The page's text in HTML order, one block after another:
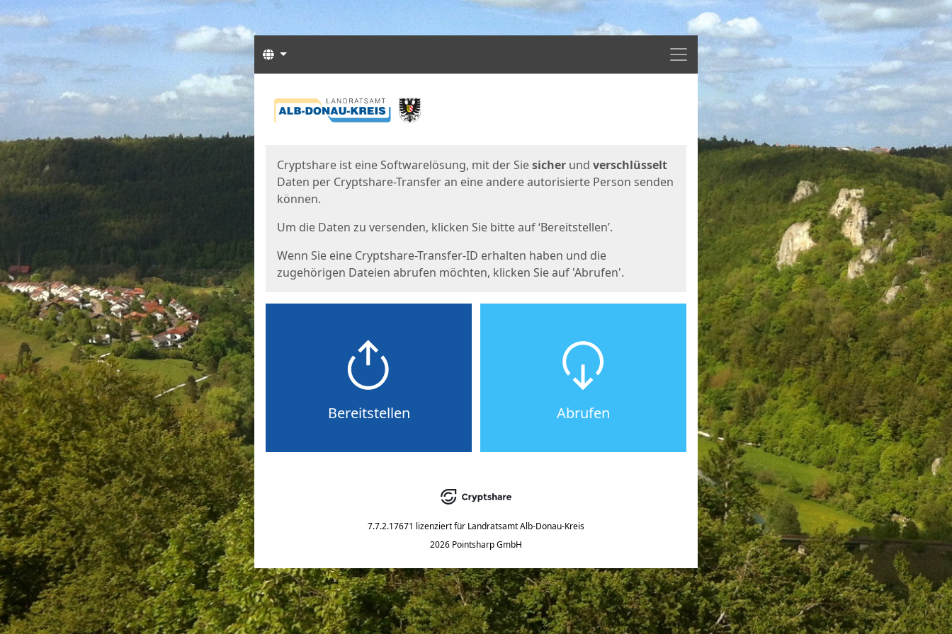
Menü
Sprachen
Cryptshare ist eine Softwarelösung, mit der Siesicher und verschlüsselt
Daten per Cryptshare-Transfer an eine andere autorisierte Person senden
können.
Um die Daten zu versenden, klicken Sie bitte auf ‘Bereitstellen’.
Wenn Sie eine Cryptshare-Transfer-ID erhalten haben und die
zugehörigen Dateien abrufen möchten, klicken Sie auf 'Abrufen'.
Bereitstellen Abrufen
7.7.2.17671 lizenziert für Landratsamt Alb-Donau-Kreis
2026 Pointsharp GmbH